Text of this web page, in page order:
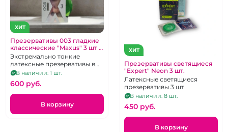
ХИТ
Презервативы 003 гладкие
классические "Maxus" 3 шт в
зеленом металлическом
кейсе
Экстремально тонкие
латексные презервативы в
железном кейсе. 3 шт.
В наличии: 1 шт.
600 pуб.
В корзину
ХИТ
Презервативы светящиеся
"Expert" Neon 3 шт.
Латексные светящиеся
презервативы 3 шт
В наличии: 8 шт.
450 pуб.
В корзину